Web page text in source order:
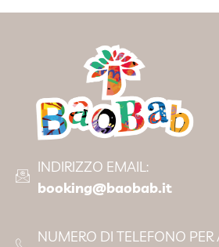
INDIRIZZO EMAIL:
booking@baobab.it
NUMERO DI TELEFONO PER